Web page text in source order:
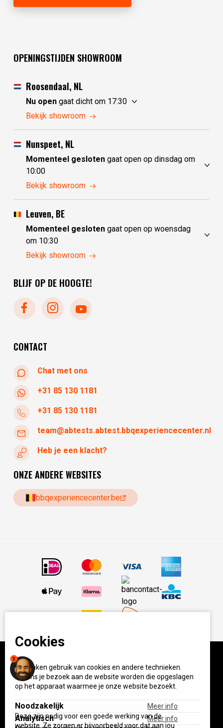
OPENINGSTIJDEN SHOWROOM
Roosendaal, NL
Nu opengaat dicht om 17:30
maandag
dinsdag
gesloten
woensdag
donderdag
10:00 - 17:30
vrijdag
10:00 - 17:30
zaterdag
Bekijk showroom
Nunspeet, NL
Momenteel geslotengaat open op dinsdag om
10:00
maandag
dinsdag
10:00 - 17:30
woensdag
donderdag
10:00 - 17:30
vrijdag
10:00 - 17:30
zaterdag
Bekijk showroom
Leuven, BE
Momenteel geslotengaat open op woensdag
om 10:30
maandag
woensdag
vrijdag
zaterdag
Bekijk showroom
BLIJF OP DE HOOGTE!
CONTACT
Chat met ons
+31 85 130 1181
+31 85 130 1181
team@abtests.abtest.bbqexperiencecenter.nl
Heb je een klacht?
ONZE ANDERE WEBSITES
bbqexperiencecenter.be
© BBQ Experience Center. Home of BBQ. Alle prijzen incl
BTW.Algemene voorwaarden
Privacy
1
Cookies
Wij maken gebruik van cookies en andere technieken.
Tijdens je bezoek aan de website worden die opgeslagen
op het apparaat waarmee je onze website bezoekt.
Noodzakelijk
Meer info
Deze zijn nodig voor een goede werking van de
website. Ze zorgen er bijvoorbeeld voor dat aan jou
Analytisch
Meer info